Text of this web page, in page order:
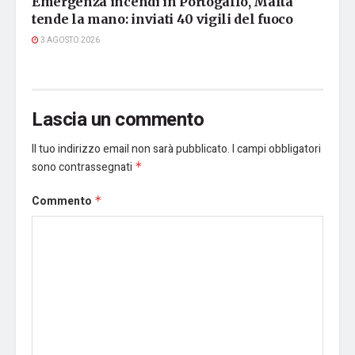
tende la mano: inviati 40 vigili del fuoco
3 AGOSTO 2026
Lascia un commento
Il tuo indirizzo email non sarà pubblicato.I campi obbligatori
sono contrassegnati *
Commento *